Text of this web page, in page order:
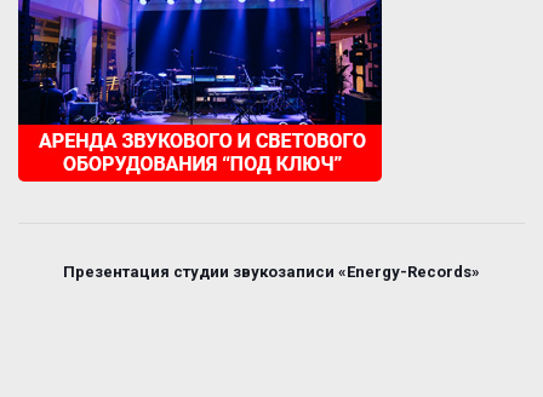
Презентация студии звукозаписи «Energy-Records»